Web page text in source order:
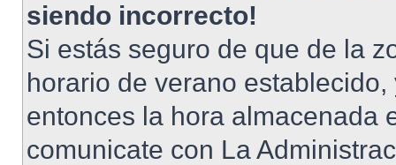
siendo incorrecto!
Si estás seguro de que de la
horario de verano
entonces la hora almacenada
comunicate con La